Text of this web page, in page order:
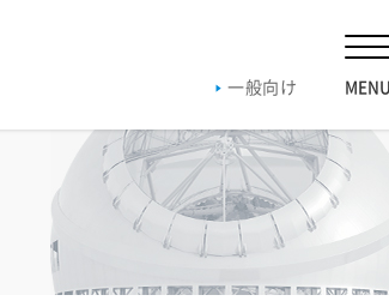
一般向け
2020 2019 2018 2017 2016
2020 2019 2018 2017 2016
2020 2019 2018 2017 2016